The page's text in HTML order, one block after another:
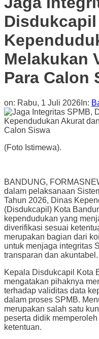
Melakukan
Para Calon
on: Rabu, 1 Juli 2026 In:
(Foto Istimewa).
BANDUNG,
dalam pelaksanaan
Tahun 2026, Dinas
(Disdukcapil) Kota
kependudukan yang
diverifikasi sesuai
merupakan bagian dari
untuk menjaga integritas
transparan dan akuntabel.
Kepala Disdukcapil Kota
mengatakan pihaknya
terhadap validitas data
dalam proses SPMB.
merupakan salah satu
peserta didik
ketentuan.